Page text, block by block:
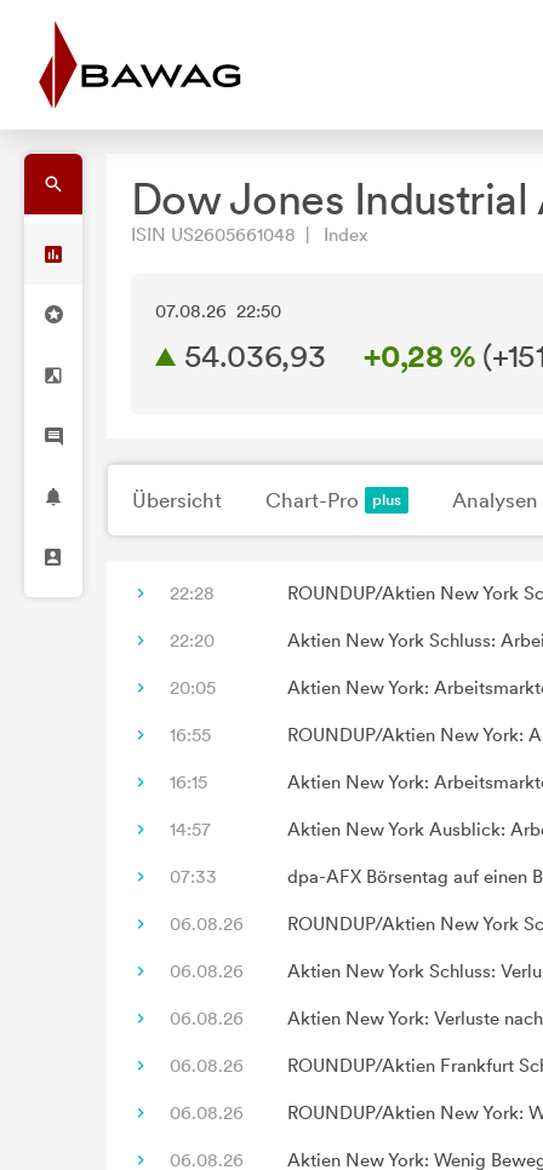
Dow Jones Industrial
ISIN US2605661048 | Index
07.08.26 22:50
54.036,93 +0,28 % (
Übersicht Chart-Pro Analysen
22:28 ROUNDUP/Aktien New York
22:20 Aktien New York Schluss:
20:05 Aktien New York:
16:55 ROUNDUP/Aktien New York:
16:15 Aktien New York:
14:57 Aktien New York Ausblick:
07:33 dpa-AFX Börsentag auf einen
06.08.26 ROUNDUP/Aktien New York
06.08.26 Aktien New York Schluss:
06.08.26 Aktien New York: Verluste
06.08.26 ROUNDUP/Aktien Frankfurt
06.08.26 ROUNDUP/Aktien New York:
06.08.26 Aktien New York: Wenig